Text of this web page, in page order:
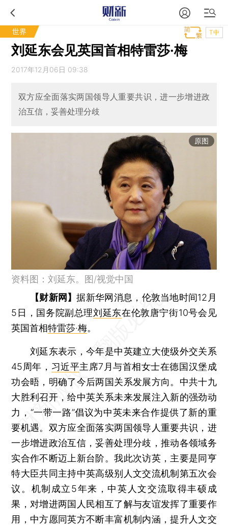
世界 T中
刘延东会见英国首相特雷莎·梅
2017年12月06日 09:38
双方应全面落实两国领导人重要共识，进一步增进政
治互信，妥善处理分歧
原图
资料图：刘延东。图/视觉中国
【财新网】据新华网消息，伦敦当地时间12月
5日，国务院副总理刘延东在伦敦唐宁街10号会见
英国首相特雷莎·梅。
刘延东表示，今年是中英建立大使级外交关系
45周年， 习近平主席7月与首相女士在德国汉堡成
功会晤，明确了今后两国关系发展方向。中共十九
大胜利召开，给中英关系未来发展注入新的强劲动
力，“一带一路”倡议为中英未来合作提供了新的重
要机遇。双方应全面落实两国领导人重要共识，进
一步增进政治互信，妥善处理分歧，推动各领域务
实合作不断迈上新台阶。我此次访英，主要是同亨
特大臣共同主持中英高级别人文交流机制第五次会
议。机制成立5年来，中英人文交流取得丰硕成
果，对增进两国人民相互了解与友谊发挥了重要作
用，中方愿同英方不断丰富机制内涵，提升人文交